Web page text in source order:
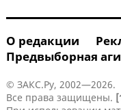
О редакции
Предвыборная
© ЗАКС.Ру, 2002—2026.
Все права защищены.